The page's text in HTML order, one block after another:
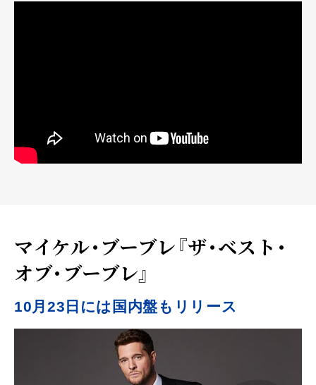
マイケル・ブーブレ『ザ・ベスト・
オブ・ブーブレ』
10月23日には国内盤もリリース